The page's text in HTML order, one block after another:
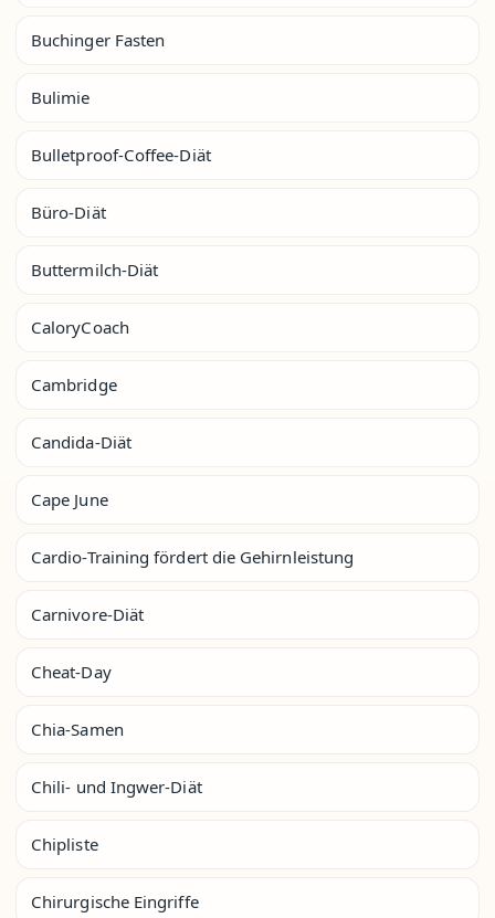
Buchinger Fasten
Bulimie
Bulletproof-Coffee-Diät
Büro-Diät
Buttermilch-Diät
CaloryCoach
Cambridge
Candida-Diät
Cape June
Cardio-Training fördert die Gehirnleistung
Carnivore-Diät
Cheat-Day
Chia-Samen
Chili- und Ingwer-Diät
Chipliste
Chirurgische Eingriffe